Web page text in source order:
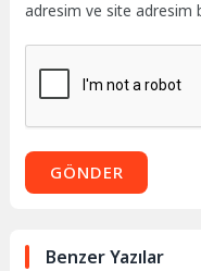
adresim ve site adresim
GÖNDER
Benzer Yazılar